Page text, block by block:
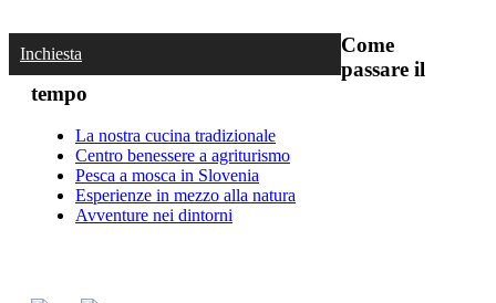
Inchiesta
Come
passare il
tempo
La nostra cucina tradizionale
Centro benessere a agriturismo
Pesca a mosca in Slovenia
Esperienze in mezzo alla natura
Avventure nei dintorni